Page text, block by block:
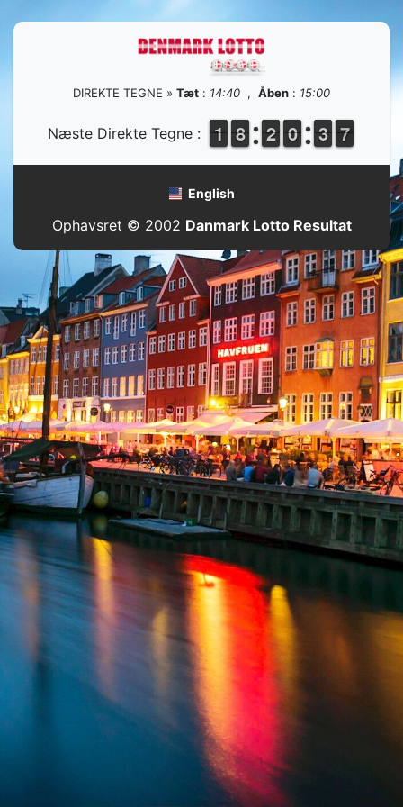
DIREKTE TEGNE » Tæt : 14:40 , Åben : 15:00
Næste Direkte Tegne : 1
1
1
1 7
7
8
8 1
1
2
2 9
9
0
0 4
3
3 7
7
6
English
Ophavsret © 2002 Danmark Lotto Resultat